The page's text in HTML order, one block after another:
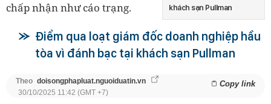
khách sạn Pullman
chấp nhận như cáo trạng.
Điểm qua loạt giám đốc doanh nghiệp hầu
tòa vì đánh bạc tại khách sạn Pullman
Theo doisongphapluat.nguoiduatin.vn Copy link
30/10/2025 11:42 (GMT +7)